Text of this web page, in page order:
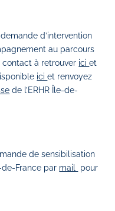
d’intervention
au parcours
à retrouver iciet
iciet renvoyez
de l’ERHR Île-de-
de sensibilisation
de-France par mail pour